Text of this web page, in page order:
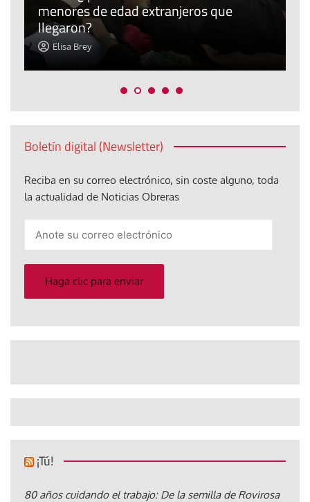
menores de edad extranjeros que
llegaron?
Elisa Brey
Boletín digital (Newsletter)
Reciba en su correo electrónico, sin coste alguno, toda
la actualidad de Noticias Obreras
electrónico
Haga clic para enviar
¡Tú!
80 años cuidando el trabajo: De la semilla de Rovirosa